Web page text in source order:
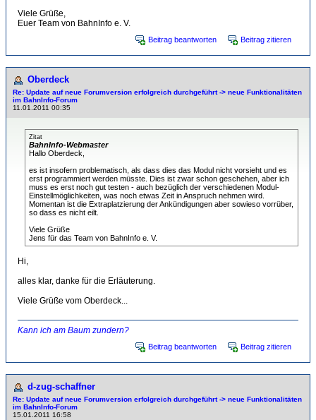
Viele Grüße,
Euer Team von BahnInfo e. V.
Beitrag beantworten Beitrag zitieren
Oberdeck
Re: Update auf neue Forumversion erfolgreich durchgeführt -> neue Funktionalitäten
im BahnInfo-Forum
11.01.2011 00:35
Zitat
BahnInfo-Webmaster
Hallo Oberdeck,
es ist insofern problematisch, als dass dies das Modul nicht vorsieht und es
erst programmiert werden müsste. Dies ist zwar schon geschehen, aber ich
muss es erst noch gut testen - auch bezüglich der verschiedenen Modul-
Einstellmöglichkeiten, was noch etwas Zeit in Anspruch nehmen wird.
Momentan ist die Extraplatzierung der Ankündigungen aber sowieso vorrüber,
so dass es nicht eilt.
Viele Grüße
Jens für das Team von BahnInfo e. V.
Hi,
alles klar, danke für die Erläuterung.
Viele Grüße vom Oberdeck...
Kann ich am Baum zundern?
Beitrag beantworten Beitrag zitieren
d-zug-schaffner
Re: Update auf neue Forumversion erfolgreich durchgeführt -> neue Funktionalitäten
im BahnInfo-Forum
15.01.2011 16:58